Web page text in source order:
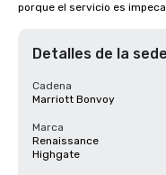
porque el servicio es
Detalles de la sede
Cadena
Marriott Bonvoy
Marca
Renaissance
Highgate